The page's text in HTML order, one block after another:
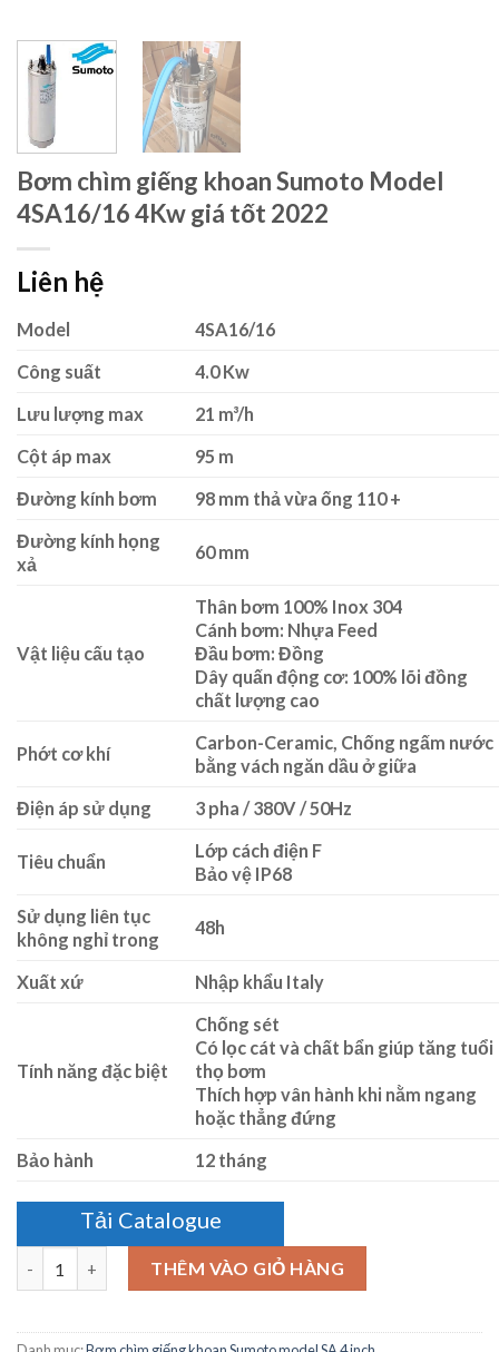
Bơm chìm giếng khoan Sumoto Model
4SA16/16 4Kw giá tốt 2022
Liên hệ
Model
4SA16/16
Công suất
4.0 Kw
Lưu lượng max
21 m³/h
Cột áp max
95 m
Đường kính bơm
98 mm thả vừa ống 110 +
Đường kính họng
xả
60 mm
Vật liệu cấu tạo
Thân bơm 100% Inox 304
Cánh bơm: Nhựa Feed
Đầu bơm: Đồng
Dây quấn động cơ: 100% lõi đồng
chất lượng cao
Phớt cơ khí
Carbon-Ceramic, Chống ngấm nước
bằng vách ngăn dầu ở giữa
Điện áp sử dụng
3 pha / 380V / 50Hz
Tiêu chuẩn
Lớp cách điện F
Bảo vệ IP68
Sử dụng liên tục
không nghỉ trong
48h
Xuất xứ Nhập khẩu Italy
Tính năng đặc biệt
Chống sét
Có lọc cát và chất bẩn giúp tăng tuổi
thọ bơm
Thích hợp vân hành khi nằm ngang
hoặc thẳng đứng
Bảo hành
12 tháng
Tải Catalogue
THÊM VÀO GIỎ HÀNG